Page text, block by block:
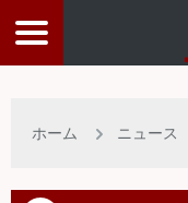
ホーム ニュース